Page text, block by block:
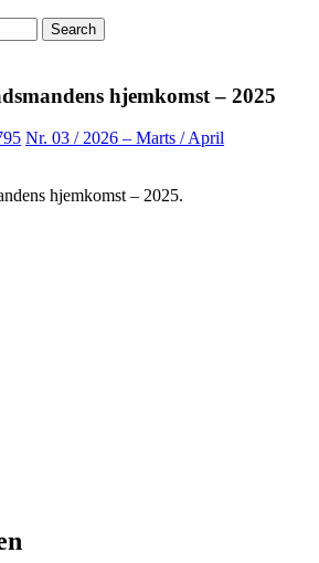
hjemkomst – 2025
Nr. 03 / 2026 – Marts / April
hjemkomst – 2025.